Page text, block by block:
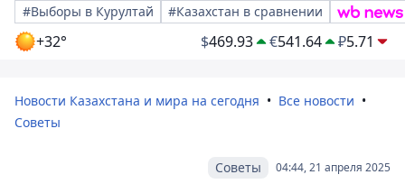
#Выборы в Курултай
#Казахстан в сравнении
+32° $469.93 €541.64 ₽5.71
Новости Казахстана и мира на сегодня
Все новости
Советы
04:44, 21 апреля 2025
Советы